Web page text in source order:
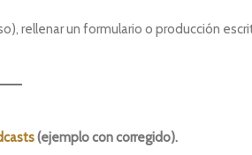
rellenar un formulario o producción
(ejemplo con corregido).